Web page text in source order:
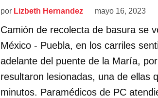
por Lizbeth Hernandez mayo 16, 2023
Camión de recolecta de basura se
México - Puebla, en los carriles
adelante del puente de la María,
resultaron lesionadas, una de ellas
minutos. Paramédicos de PC